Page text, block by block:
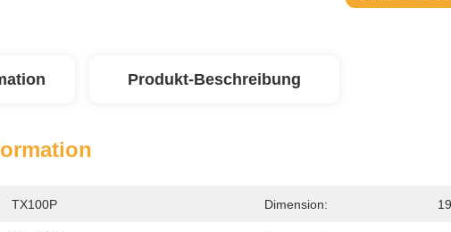
Produkt-Beschreibung
TX100P Dimension: